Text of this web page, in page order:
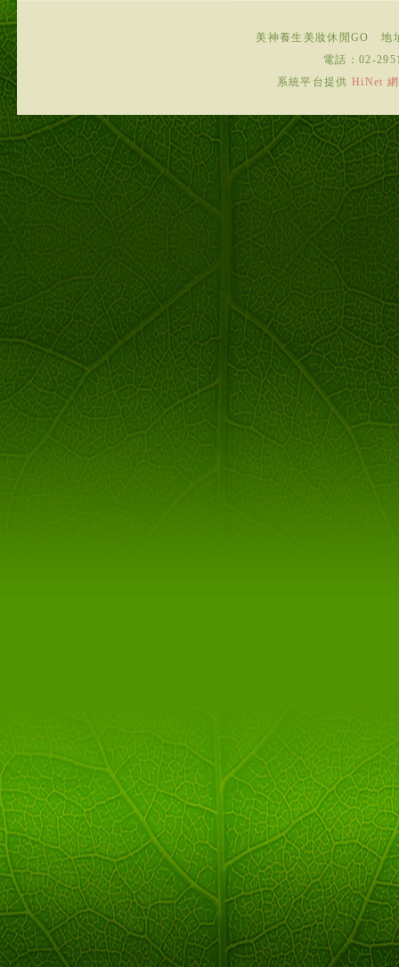
美神養生美妝休閒GO
地
電話： 02-
系統平台提供HiNet